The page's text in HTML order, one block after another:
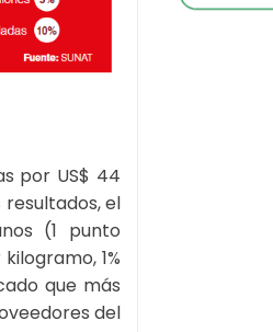
por US$ 44
el
(1 punto
1%
que más
del